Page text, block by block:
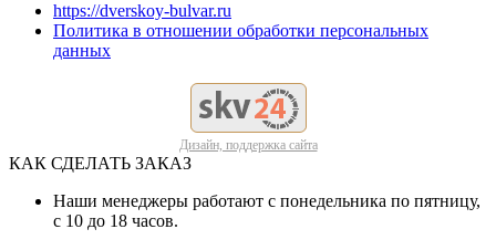
https://dverskoy-bulvar.ru
Политика в отношении обработки персональных
данных
Дизайн, поддержка сайта
КАК СДЕЛАТЬ ЗАКАЗ
Наши менеджеры работают с понедельника по пятницу,
с 10 до 18 часов.